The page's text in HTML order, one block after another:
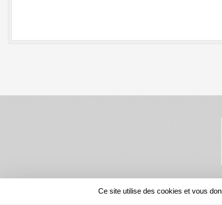
REGIONS
Ce site utilise des cookies et vous